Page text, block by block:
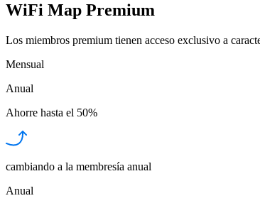
WiFi Map Premium
Los miembros premium tienen acceso exclusivo a
Mensual
Anual
Ahorre hasta el 50%
cambiando a la membresía anual
Anual